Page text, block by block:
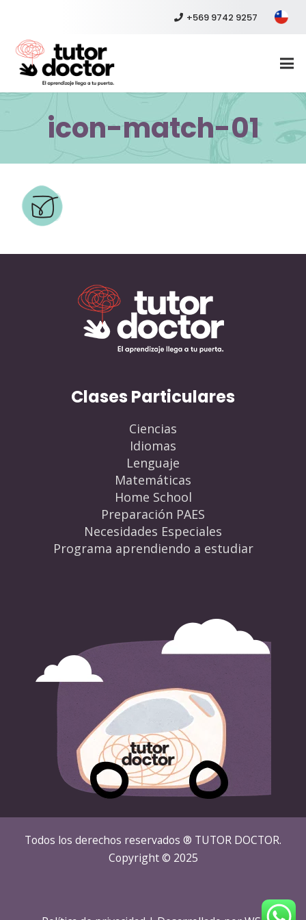
+569 9742 9257
icon-match-01
Clases Particulares
Ciencias
Idiomas
Lenguaje
Matemáticas
Home School
Preparación PAES
Necesidades Especiales
Programa aprendiendo a estudiar
Todos los derechos reservados ® TUTOR DOCTOR.
Copyright © 2025